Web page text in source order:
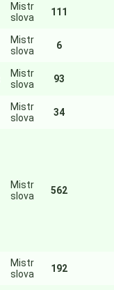
Mistr
slova
111
Mistr
slova
6
Mistr
slova
93
Mistr
slova
34
Mistr
slova
562
Mistr
slova
192